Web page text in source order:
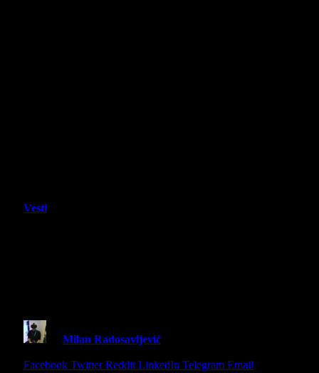
Vesti
Milan Radosavljević
Facebook Twitter Reddit LinkedIn Telegram Email